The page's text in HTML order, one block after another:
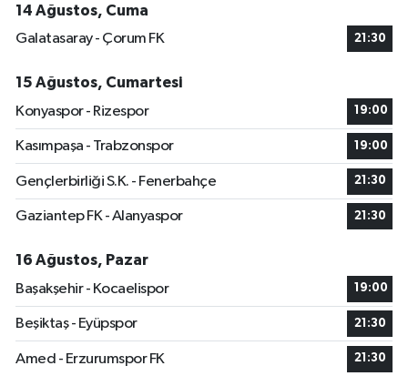
14 Ağustos, Cuma
Galatasaray - Çorum FK
21:30
15 Ağustos, Cumartesi
Konyaspor - Rizespor
19:00
Kasımpaşa - Trabzonspor 19:00
Gençlerbirliği S.K. - Fenerbahçe 21:30
Gaziantep FK - Alanyaspor 21:30
16 Ağustos, Pazar
Başakşehir - Kocaelispor
19:00
Beşiktaş - Eyüpspor 21:30
Amed - Erzurumspor FK 21:30